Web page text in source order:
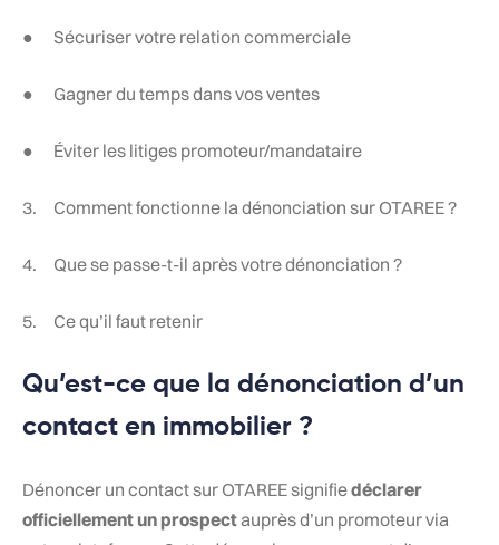
● Sécuriser votre relation commerciale
● Gagner du temps dans vos ventes
● Éviter les litiges promoteur/mandataire
3. Comment fonctionne la dénonciation sur OTAREE ?
4. Que se passe-t-il après votre dénonciation ?
5. Ce qu’il faut retenir
Qu’est-ce que la dénonciation d’un
contact en immobilier ?
Dénoncer un contact sur OTAREE signifiedéclarer
officiellement un prospectauprès d’un promoteur via